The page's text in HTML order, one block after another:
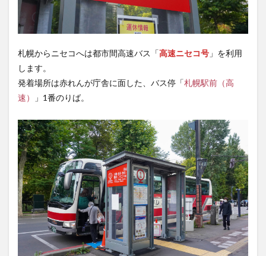
札幌からニセコへは都市間高速バス「高速ニセコ号 」を利用
します。
発着場所は赤れんが庁舎に面した、バス停「札幌駅前（高
速）
」1番のりば。